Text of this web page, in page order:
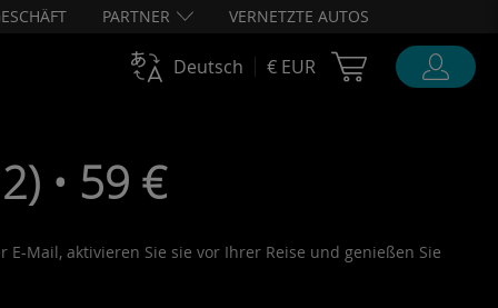
PARTNER VERNETZTE AUTOS
Deutsch € EUR Cart Ubigi
• 59 €
Mail, aktivieren Sie sie vor Ihrer Reise und genießen Sie